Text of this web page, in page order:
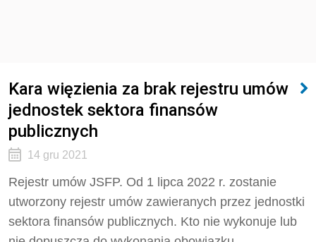
Kara więzienia za brak rejestru umów
jednostek sektora finansów
publicznych
14 gru 2021
Rejestr umów JSFP. Od 1 lipca 2022 r. zostanie
utworzony rejestr umów zawieranych przez jednostki
sektora finansów publicznych. Kto nie wykonuje lub